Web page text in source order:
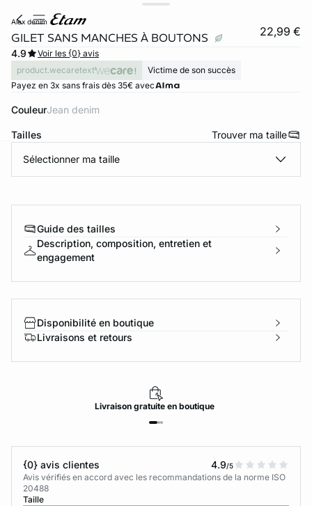
alex denim
GILET SANS MANCHES À BOUTONS 22,99 €
4.9
Voir les {0} avis
product.wecaretext
Victime de son succès
Payez en 3x sans frais dès 35€ avec
Couleur jean denim
Tailles Trouver ma taille
Sélectionner ma taille
Guide des tailles
Description, composition, entretien et
engagement
Disponibilité en boutique
Livraisons et retours
Livraisongratuiteen boutique
{0} avis clientes 4.9/5
Avis vérifiés en accord avec les recommandations de la norme ISO
20488
Taille